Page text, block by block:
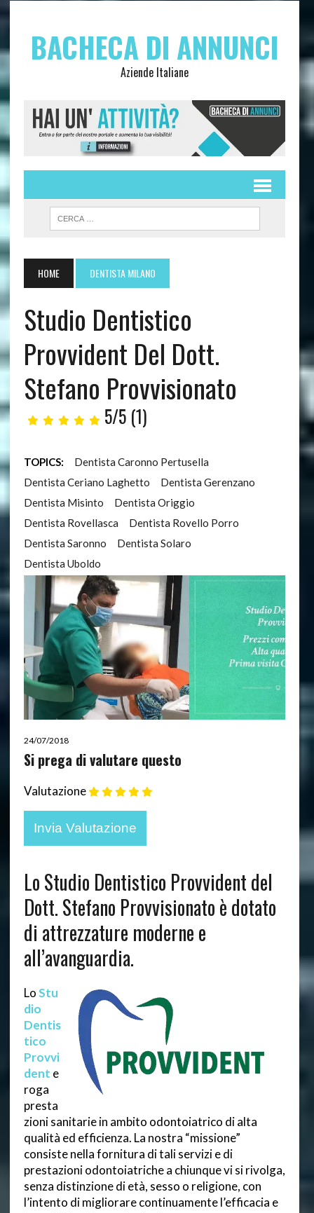
BACHECA DI ANNUNCI
Aziende Italiane
HOME DENTISTA MILANO
Studio Dentistico
Provvident Del Dott.
Stefano Provvisionato
5/5 (1)
TOPICS:
Dentista Caronno Pertusella
Dentista Ceriano Laghetto
Dentista Gerenzano
Dentista Misinto
Dentista Origgio
Dentista Rovellasca
Dentista Rovello Porro
Dentista Saronno
Dentista Solaro
Dentista Uboldo
24/07/2018
Si prega di valutare questo
Valutazione
Lo Studio Dentistico Provvident del
Dott. Stefano Provvisionato è dotato
di attrezzature moderne e
all’avanguardia.
LoStu
dio
Dentis
tico
Provvi
dent e
roga
presta
zioni sanitarie in ambito odontoiatrico di alta
qualità ed efficienza. La nostra “missione”
consiste nella fornitura di tali servizi e di
prestazioni odontoiatriche a chiunque vi si rivolga,
senza distinzione di età, sesso o religione, con
l’intento di migliorare continuamente l’efficacia e